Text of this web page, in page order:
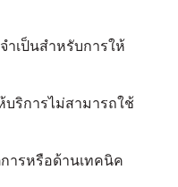
ำเป็นสำหรับการให้
บริการไม่สามารถใช้
การหรือด้านเทคนิค